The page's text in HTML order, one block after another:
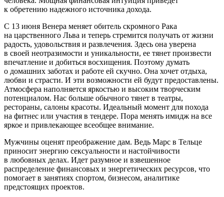
к обретению надежного источника дохода.
С 13 июня Венера меняет обитель скромного Рака
на царственного Льва и теперь стремится получать от жизни
радость, удовольствия и развлечения. Здесь она уверена
в своей неотразимости и уникальности, ее тянет произвести
впечатление и добиться восхищения. Поэтому думать
о домашних заботах и работе ей скучно. Она хочет отдыха,
любви и страсти. И эти возможности ей будут предоставлены.
Атмосфера наполняется яркостью и высоким творческим
потенциалом. Нас больше обычного тянет в театры,
рестораны, салоны красоты. Идеальный момент для похода
на фитнес или участия в тендере. Пора менять имидж на все
яркое и привлекающее всеобщее внимание.
Мужчины оценят преображение дам. Ведь Марс в Тельце
приносит энергию сексуальности и настойчивости
в любовных делах. Идет разумное и взвешенное
распределение финансовых и энергетических ресурсов, что
помогает в занятиях спортом, бизнесом, аналитике
предстоящих проектов.